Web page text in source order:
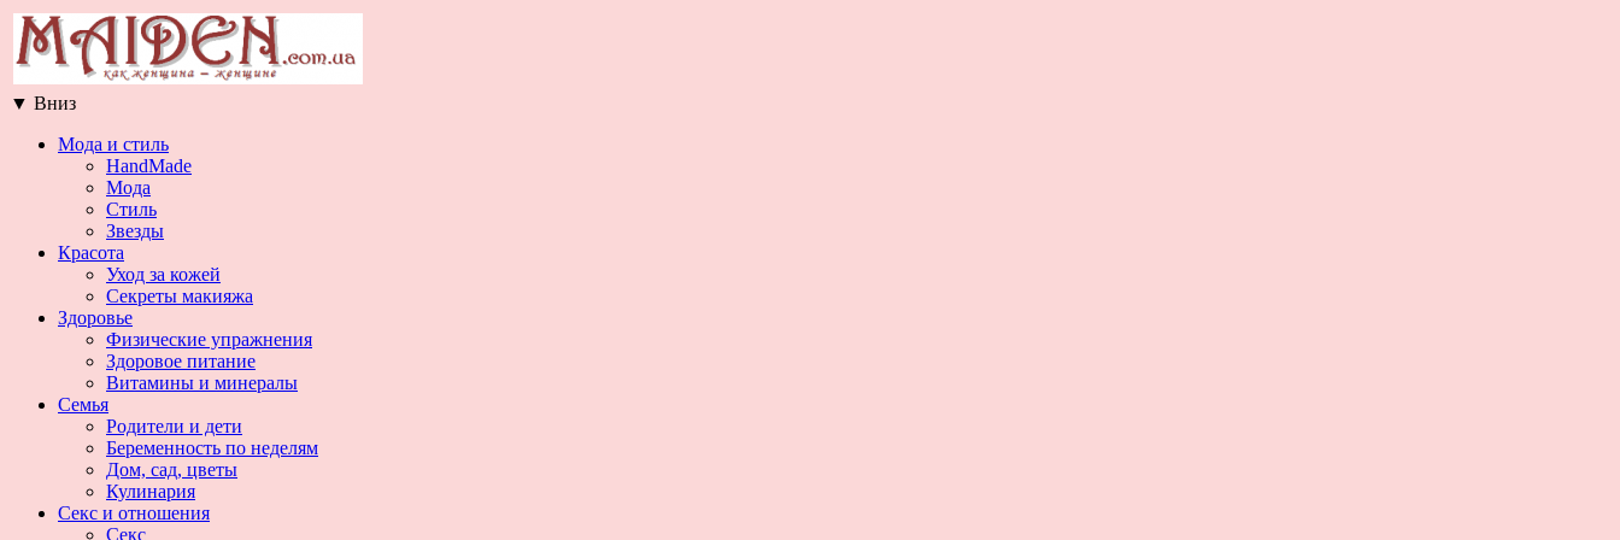
▼ Вниз
Мода и стиль
HandMade
Мода
Стиль
Звезды
Красота
Уход за кожей
Секреты макияжа
Здоровье
Физические упражнения
Здоровое питание
Витамины и минералы
Семья
Родители и дети
Беременность по неделям
Дом, сад, цветы
Кулинария
Секс и отношения
Секс